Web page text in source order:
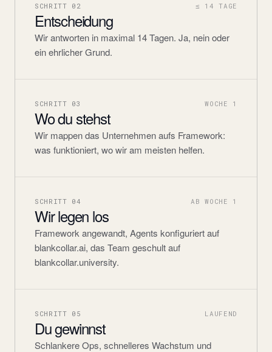
SCHRITT 02 ≤ 14 TAGE
Entscheidung
Wir antworten in maximal 14 Tagen. Ja, nein oder
ein ehrlicher Grund.
SCHRITT 03 WOCHE 1
Wo du stehst
Wir mappen das Unternehmen aufs Framework:
was funktioniert, wo wir am meisten helfen.
SCHRITT 04 AB WOCHE 1
Wir legen los
Framework angewandt, Agents konfiguriert auf
blankcollar.ai, das Team geschult auf
blankcollar.university.
SCHRITT 05 LAUFEND
Du gewinnst
Schlankere Ops, schnelleres Wachstum und